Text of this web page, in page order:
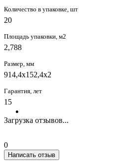
Количество в упаковке, шт
20
Площадь упаковки, м2
2,788
Размер, мм
914,4x152,4x2
Гарантия, лет
15
Загрузка отзывов...
0
Написать отзыв